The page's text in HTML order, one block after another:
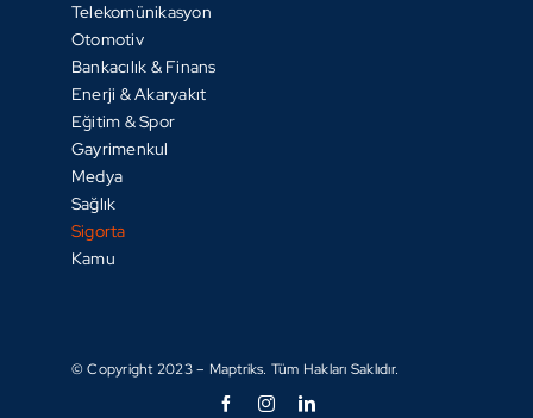
Telekomünikasyon
Otomotiv
Bankacılık & Finans
Enerji & Akaryakıt
Eğitim & Spor
Gayrimenkul
Medya
Sağlık
Sigorta
Kamu
© Copyright 2023 – Maptriks. Tüm Hakları Saklıdır.